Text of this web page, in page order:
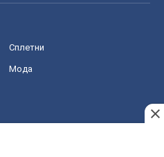
Сплетни
Мода